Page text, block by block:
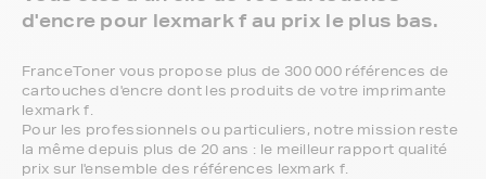
d'encre pour lexmark f au prix le plus bas.
FranceToner vous propose plus de 300 000 références de
cartouches d'encre dont les produits de votre imprimante
lexmark f.
Pour les professionnels ou particuliers, notre mission reste
la même depuis plus de 20 ans : le meilleur rapport qualité
prix sur l'ensemble des références lexmark f.